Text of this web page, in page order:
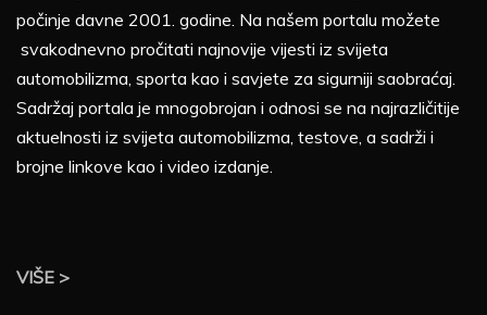
počinje davne 2001. godine. Na našem portalu možete
svakodnevno pročitati najnovije vijesti iz svijeta
automobilizma, sporta kao i savjete za sigurniji saobraćaj.
Sadržaj portala je mnogobrojan i odnosi se na najrazličitije
aktuelnosti iz svijeta automobilizma, testove, a sadrži i
brojne linkove kao i video izdanje.
VIŠE >